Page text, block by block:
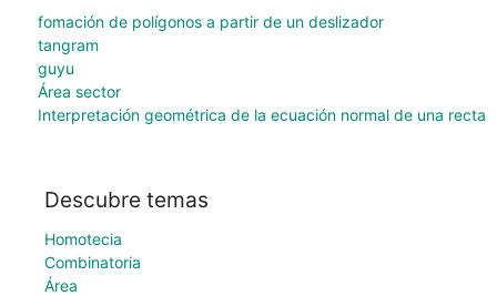
fomación de polígonos a partir de un deslizador
tangram
guyu
Área sector
Interpretación geométrica de la ecuación normal de una recta
Descubre temas
Homotecia
Combinatoria
Área